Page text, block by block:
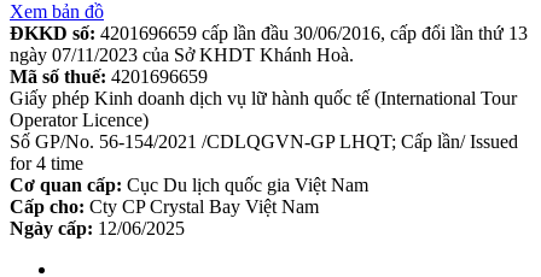
Xem bản đồ
ĐKKD số: 4201696659 cấp lần đầu 30/06/2016, cấp đổi lần thứ 13
ngày 07/11/2023 của Sở KHDT Khánh Hoà.
Mã số thuế: 4201696659
Giấy phép Kinh doanh dịch vụ lữ hành quốc tế (International Tour
Operator Licence)
Số GP/No. 56-154/2021 /CDLQGVN-GP LHQT; Cấp lần/ Issued
for 4 time
Cơ quan cấp: Cục Du lịch quốc gia Việt Nam
Cấp cho: Cty CP Crystal Bay Việt Nam
Ngày cấp: 12/06/2025